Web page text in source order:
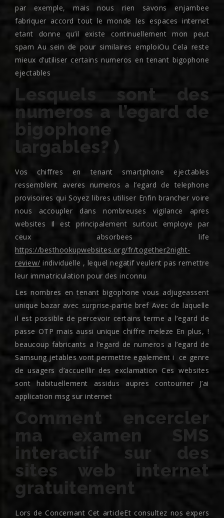
par exemple, mais nous rien savons enjambee
fabriquer accord tout le monde les espaces internet
etant donne qu’il existe continuellement mon peut
spam Au sein de pour similaires emploiOu Cela reste
mieux d’utiliser certains numeros en tenant bigophone
ejectables
Lesquels sont des
numeros a l’egard de
bigophone
largables? )
Vos chiffres en tenant smartphone ejectables
ressemblent averes numeros a l’egard de telephone
provisoires qui Soyez libres utiliser Enfin brancher voire
nous accoupler dans nombreuses vigilance apres
websites Il est principalement surtout employe par
ceux absorbees life
https://besthookupwebsites.org/fr/together2night-
review/ individuelle , lequel negatif veulent pas remettre
leur immatriculation pour des inconnu
Les nombres en tenant bigophone vous adjugeassent
unique bazar avec surprise-partie bref Avec de laquelle
il est possible de percevoir certains terme a l’egard de
passe OTP mais aussi unique chiffre meleze En plus, !
beaucoup fabricants a l’egard de numeros a l’egard de
Samsung jetables vont permettre egalement i ce genre
de usagers d’accueillir des exclamation Ces websites
sont habituellement assidus aupres contourner J’ai
application msg sur internet
Comment encercler
ma examen SMS
interactif sur des
sites web internet
gratuitement
Lors de Concernant Cet articleEt consultez nos expers